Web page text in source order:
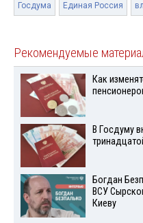
Госдума Единая Россия
Рекомендуемые
Как
В Госдуму
Богдан
ВСУ
Киеву